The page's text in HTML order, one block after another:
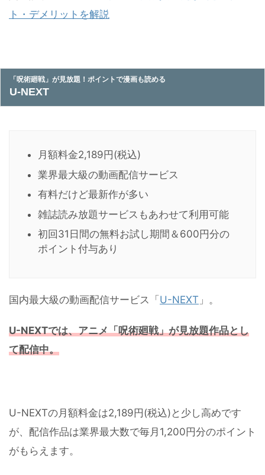
ト・デメリットを解説
「呪術廻戦」が見放題！ポイントで漫画も読める
U-NEXT
月額料金2,189円(税込)
業界最大級の動画配信サービス
有料だけど最新作が多い
雑誌読み放題サービスもあわせて利用可能
初回31日間の無料お試し期間＆600円分の
ポイント付与あり
国内最大級の動画配信サービス「 U-NEXT 」。
U-NEXTでは、アニメ「呪術廻戦」が見放題作品とし
て配信中。
U-NEXTの月額料金は2,189円(税込)と少し高めです
が、配信作品は業界最大数で毎月1,200円分のポイント
がもらえます。